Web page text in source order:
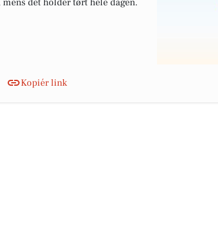
det holder tørt hele dagen.
Kopiér link